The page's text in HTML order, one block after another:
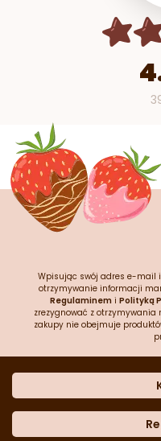
Wpisując swój adres e-mail i
otrzymywanie informacji
Regulaminem i Polityką
zrezygnować z otrzymywania
zakupy nie obejmuje